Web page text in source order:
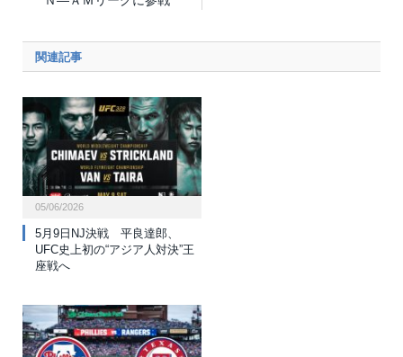
関連記事
05/06/2026
5月9日NJ決戦 平良達郎、
UFC史上初の“アジア人対決”王
座戦へ